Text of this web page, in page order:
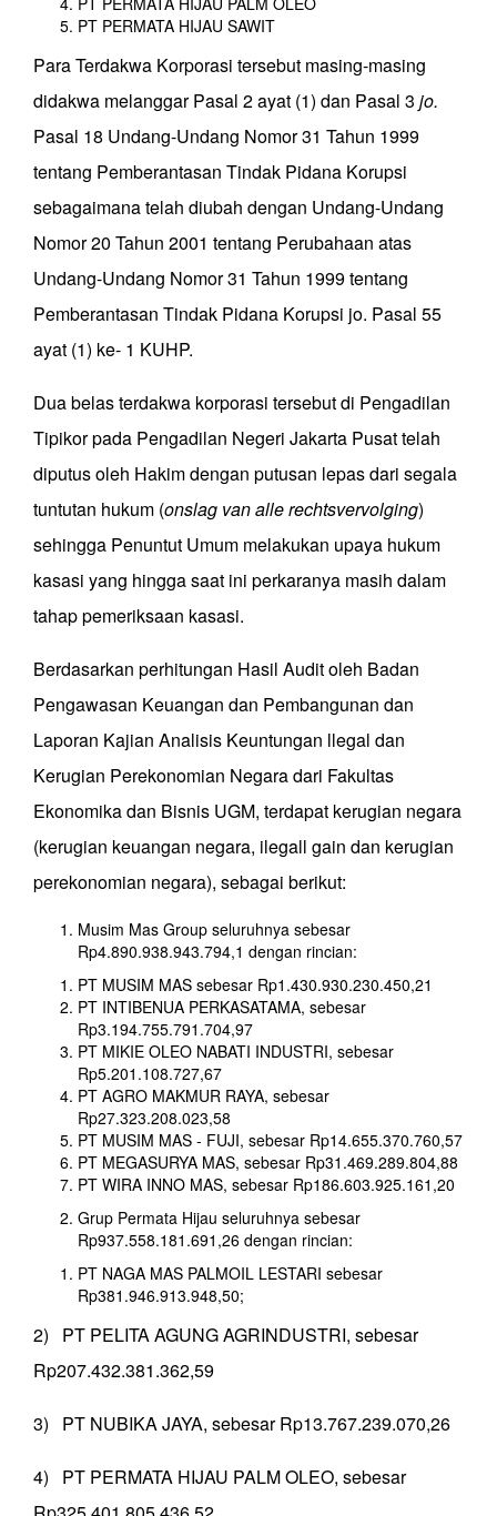
PT PERMATA HIJAU SAWIT
Para Terdakwa Korporasi tersebut masing-masing
didakwa melanggar Pasal 2 ayat (1) dan Pasal 3 jo.
Pasal 18 Undang-Undang Nomor 31 Tahun 1999
tentang Pemberantasan Tindak Pidana Korupsi
sebagaimana telah diubah dengan Undang-Undang
Nomor 20 Tahun 2001 tentang Perubahaan atas
Undang-Undang Nomor 31 Tahun 1999 tentang
Pemberantasan Tindak Pidana Korupsi jo. Pasal 55
ayat (1) ke- 1 KUHP.
Dua belas terdakwa korporasi tersebut di Pengadilan
Tipikor pada Pengadilan Negeri Jakarta Pusat telah
diputus oleh Hakim dengan putusan lepas dari segala
tuntutan hukum (onslag van alle rechtsvervolging)
sehingga Penuntut Umum melakukan upaya hukum
kasasi yang hingga saat ini perkaranya masih dalam
tahap pemeriksaan kasasi.
Berdasarkan perhitungan Hasil Audit oleh Badan
Pengawasan Keuangan dan Pembangunan dan
Laporan Kajian Analisis Keuntungan llegal dan
Kerugian Perekonomian Negara dari Fakultas
Ekonomika dan Bisnis UGM, terdapat kerugian negara
(kerugian keuangan negara, ilegall gain dan kerugian
perekonomian negara), sebagai berikut:
Musim Mas Group seluruhnya sebesar
Rp4.890.938.943.794,1 dengan rincian:
PT MUSIM MAS sebesar Rp1.430.930.230.450,21
PT INTIBENUA PERKASATAMA, sebesar
Rp3.194.755.791.704,97
PT MIKIE OLEO NABATI INDUSTRI, sebesar
Rp5.201.108.727,67
PT AGRO MAKMUR RAYA, sebesar
Rp27.323.208.023,58
PT MUSIM MAS - FUJI, sebesar Rp14.655.370.760,57
PT MEGASURYA MAS, sebesar Rp31.469.289.804,88
PT WIRA INNO MAS, sebesar Rp186.603.925.161,20
Grup Permata Hijau seluruhnya sebesar
Rp937.558.181.691,26 dengan rincian:
PT NAGA MAS PALMOIL LESTARI sebesar
Rp381.946.913.948,50;
2) PT PELITA AGUNG AGRINDUSTRI, sebesar
Rp207.432.381.362,59
3) PT NUBIKA JAYA, sebesar Rp13.767.239.070,26
4) PT PERMATA HIJAU PALM OLEO, sebesar